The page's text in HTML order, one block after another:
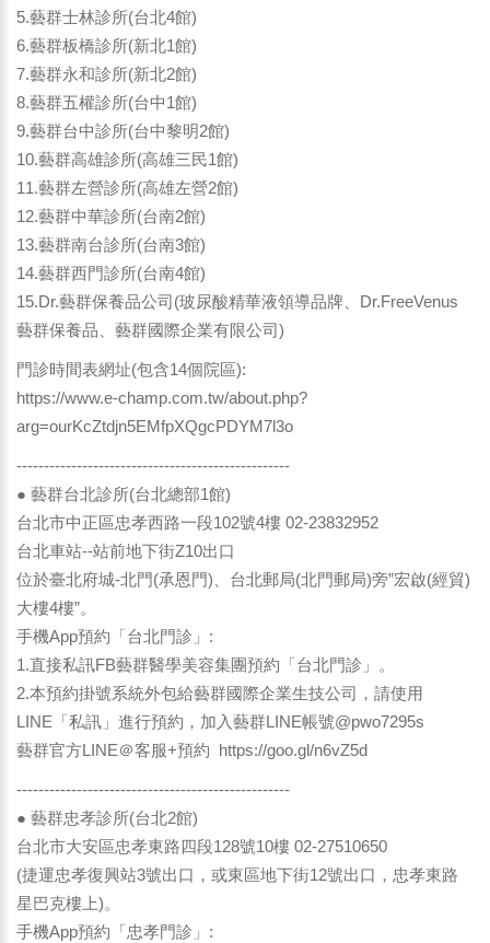
5.藝群士林診所(台北4館)
6.藝群板橋診所(新北1館)
7.藝群永和診所(新北2館)
8.藝群五權診所(台中1館)
9.藝群台中診所(台中黎明2館)
10.藝群高雄診所(高雄三民1館)
11.藝群左營診所(高雄左營2館)
12.藝群中華診所(台南2館)
13.藝群南台診所(台南3館)
14.藝群西門診所(台南4館)
15.Dr.藝群保養品公司(玻尿酸精華液領導品牌、Dr.FreeVenus
藝群保養品、藝群國際企業有限公司)
門診時間表網址(包含14個院區):
https://www.e-champ.com.tw/about.php?
arg=ourKcZtdjn5EMfpXQgcPDYM7l3o
--------------------------------------------------
● 藝群台北診所(台北總部1館)
台北市中正區忠孝西路一段102號4樓 02-23832952
台北車站--站前地下街Z10出口
位於臺北府城-北門(承恩門)、台北郵局(北門郵局)旁”宏啟(經貿)
大樓4樓”。
手機App預約「台北門診」:
1.直接私訊FB藝群醫學美容集團預約「台北門診」。
2.本預約掛號系統外包給藝群國際企業生技公司，請使用
LINE「私訊」進行預約，加入藝群LINE帳號@pwo7295s
藝群官方LINE＠客服+預約 https://goo.gl/n6vZ5d
--------------------------------------------------
● 藝群忠孝診所(台北2館)
台北市大安區忠孝東路四段128號10樓 02-27510650
(捷運忠孝復興站3號出口，或東區地下街12號出口，忠孝東路
星巴克樓上)。
手機App預約「忠孝門診」: